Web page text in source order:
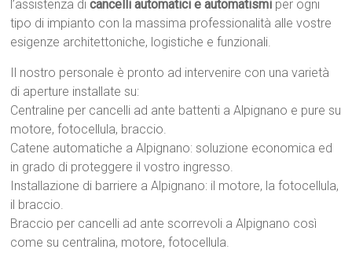
l’assistenza dicancelli automatici e automatismi per ogni
tipo di impianto con la massima professionalità alle vostre
esigenze architettoniche, logistiche e funzionali.
Il nostro personale è pronto ad intervenire con una varietà
di aperture installate su:
Centraline per cancelli ad ante battenti a Alpignano e pure su
motore, fotocellula, braccio.
Catene automatiche a Alpignano: soluzione economica ed
in grado di proteggere il vostro ingresso.
Installazione di barriere a Alpignano: il motore, la fotocellula,
il braccio.
Braccio per cancelli ad ante scorrevoli a Alpignano così
come su centralina, motore, fotocellula.